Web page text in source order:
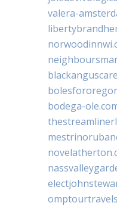
valera-
bodega-